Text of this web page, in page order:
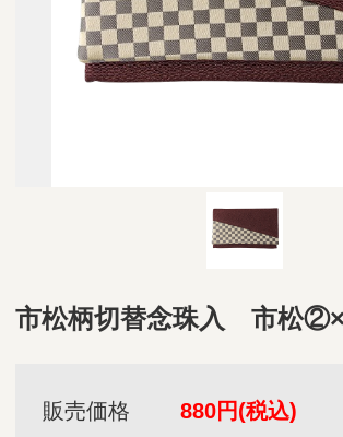
市松柄切替念珠入 市松
販売価格 880円(税込)